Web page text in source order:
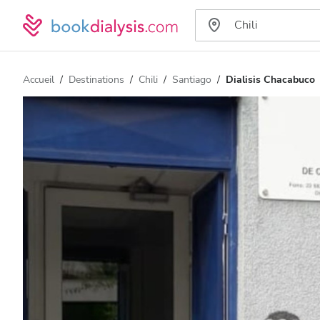
Accueil Destinations Chili Santiago Dialisis Chacabuco